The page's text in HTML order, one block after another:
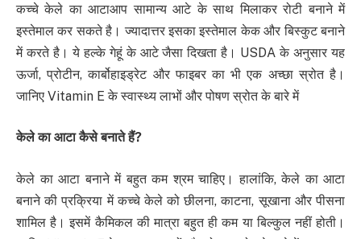
कच्‍चे केले का आटाआप सामान्‍य आटे के साथ मिलाकर रोटी बनाने में
इस्‍तेमाल कर सकते है। ज्‍यादात्तर इसका इस्‍तेमाल केक और बिस्‍कुट बनाने
में करते है। ये हल्के गेहूं के आटे जैसा दिखता है। USDA के अनुसार यह
ऊर्जा, प्रोटीन, कार्बोहाइड्रेट और फाइबर का भी एक अच्छा स्रोत है।
जानिए Vitamin E के स्वास्थ्य लाभों और पोषण स्रोत के बारे में
केले का आटा कैसे बनाते हैं?
केले का आटा बनाने में बहुत कम श्रम चाहिए। हालांकि, केले का आटा
बनाने की प्रक्रिया में कच्‍चे केले को छीलना, काटना, सूखाना और पीसना
शामिल है। इसमें कैमिकल की मात्रा बहुत ही कम या बिल्कुल नहीं होती।